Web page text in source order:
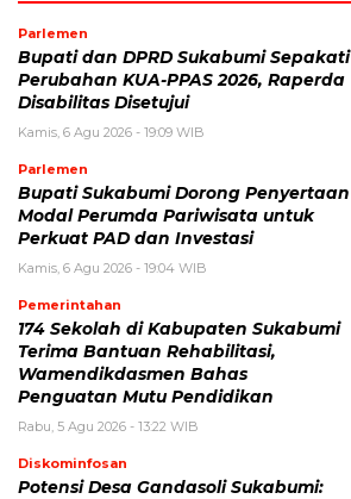
Parlemen
Bupati dan DPRD Sukabumi Sepakati
Perubahan KUA-PPAS 2026, Raperda
Disabilitas Disetujui
Kamis, 6 Agu 2026 - 19:09 WIB
Parlemen
Bupati Sukabumi Dorong Penyertaan
Modal Perumda Pariwisata untuk
Perkuat PAD dan Investasi
Kamis, 6 Agu 2026 - 19:04 WIB
Pemerintahan
174 Sekolah di Kabupaten Sukabumi
Terima Bantuan Rehabilitasi,
Wamendikdasmen Bahas
Penguatan Mutu Pendidikan
Rabu, 5 Agu 2026 - 13:22 WIB
Diskominfosan
Potensi Desa Gandasoli Sukabumi: